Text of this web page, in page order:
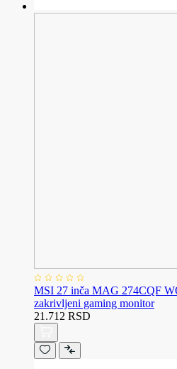
MSI 27 inča MAG 274CQF
zakrivljeni gaming monitor
21.712 RSD